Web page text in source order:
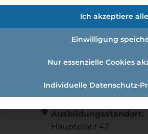
location_on Ausbildungsstandort:
Hauptplatz 42
Ich akzeptiere alle
Einwilligung
Nur essenzielle Cookies
Individuelle Datenschutz-